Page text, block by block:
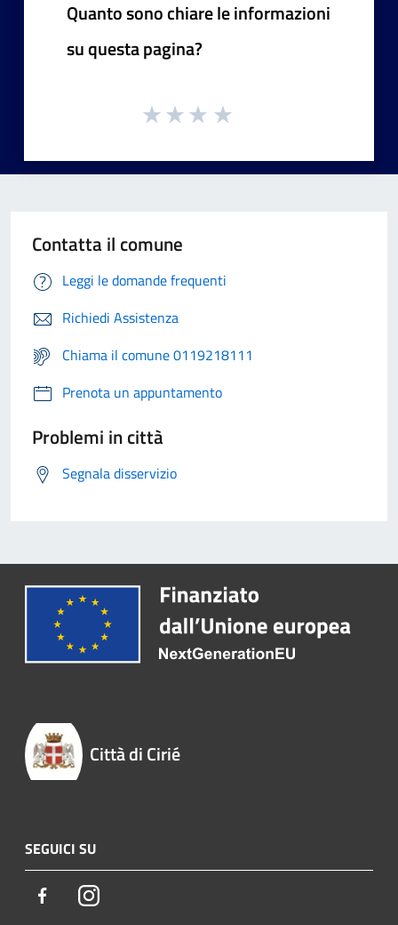
Quanto sono chiare le informazioni
su questa pagina?
Contatta il comune
Leggi le domande frequenti
Richiedi Assistenza
Chiama il comune 0119218111
Prenota un appuntamento
Problemi in città
Segnala disservizio
Città di Cirié
SEGUICI SU
FacebookInstagram